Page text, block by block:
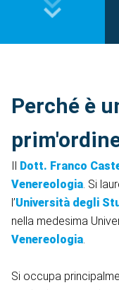
Perché è
Dott. Franco
Venereologia. Si
l’Università degli
nella medesima
Venereologia.
Si occupa